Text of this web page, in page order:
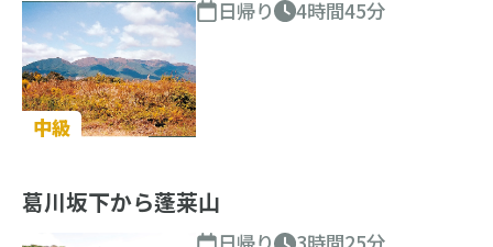
中級
日帰り 4時間45分
葛川坂下から蓬莱山